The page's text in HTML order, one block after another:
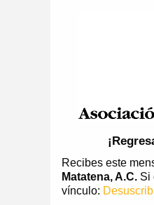
Recibes este
Matatena, A.C. Si
vínculo: